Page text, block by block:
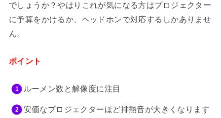
でしょうか？やはりこれが気になる方はプロジェクター
に予算をかけるか、ヘッドホンで対応するしかありませ
ん。
ポイント
ルーメン数と解像度に注目
安価なプロジェクターほど排熱音が大きくなります